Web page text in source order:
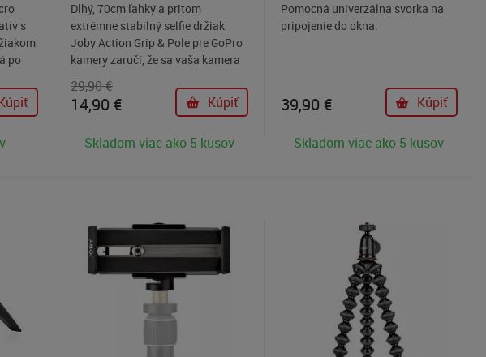
s
po
Dlhý, 70cm ľahký a pritom
extrémne stabilný selfie držiak
Joby Action Grip & Pole pre GoPro
kamery zaručí, že sa vaša kamera
podmienkach. Môžete ho bez
problémov použiť aj pri vodných
hladine pláva takže sa nemusíte
29,90 €
14,90 € Kúpiť
Skladom viac ako 5 kusov
Pomocná univerzálna svorka na
pripojenie do okna.
39,90 € Kúpiť
Skladom viac ako 5 kusov